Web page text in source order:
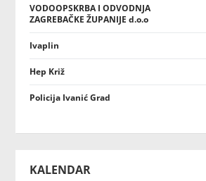
VODOOPSKRBA I ODVODNJA
ZAGREBAČKE ŽUPANIJE d.o.o
Ivaplin
Hep Križ
Policija Ivanić Grad
KALENDAR